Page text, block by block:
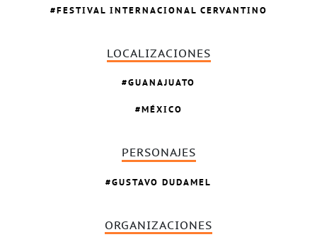
FESTIVAL INTERNACIONAL CERVANTINO
LOCALIZACIONES
GUANAJUATO
MÉXICO
PERSONAJES
GUSTAVO DUDAMEL
ORGANIZACIONES